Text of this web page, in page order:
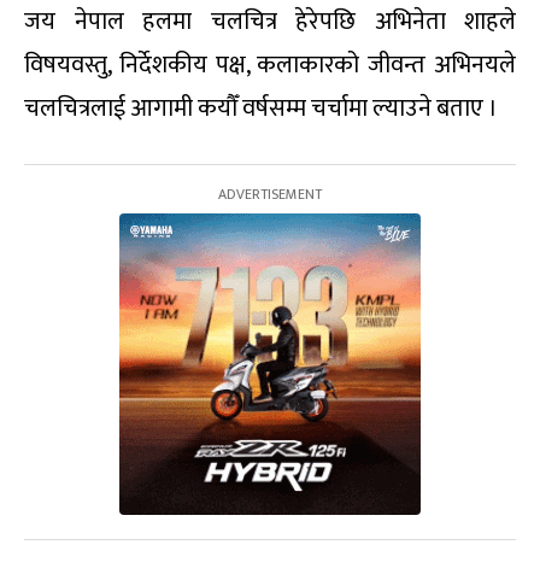
जय नेपाल हलमा चलचित्र हेरेपछि अभिनेता शाहले
विषयवस्तु, निर्देशकीय पक्ष, कलाकारको जीवन्त अभिनयले
चलचित्रलाई आगामी कयौँ वर्षसम्म चर्चामा ल्याउने बताए ।